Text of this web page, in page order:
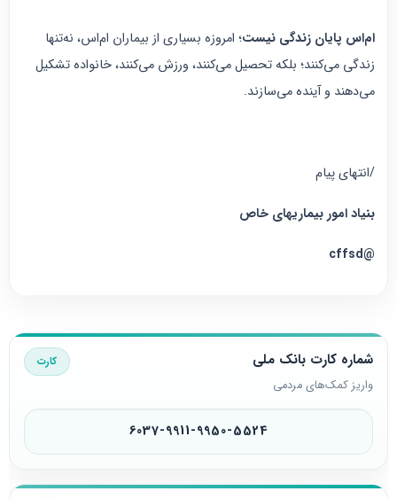
ام‌اس پایان زندگی نیست؛ امروزه بسیاری از بیماران ام‌اس، نه‌تنها
زندگی می‌کنند؛ بلکه تحصیل می‌کنند، ورزش می‌کنند، خانواده تشکیل
می‌دهند و آینده می‌سازند.
/انتهای پیام
بنیاد امور بیماریهای خاص
@cffsd
شماره کارت بانک ملی
واریز کمک‌های مردمی
کارت
6037-9911-9950-5524